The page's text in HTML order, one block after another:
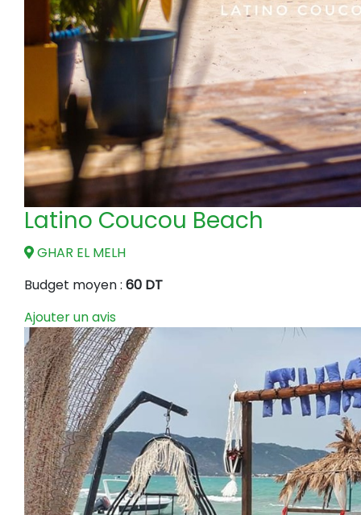
Latino Coucou Beach
GHAR EL MELH
Budget moyen : 60 DT
Ajouter un avis